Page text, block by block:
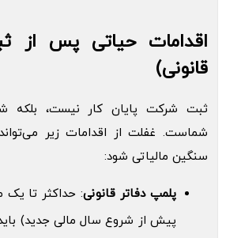
اقدامات حیاتی پس از
قانونی)
ثبت شرکت پایان کار نیست، بلکه
شماست. غفلت از اقدامات زیر
سنگین مالیاتی شود:
پلمپ دفاتر قانونی: حداکثر تا
پیش از شروع سال مالی جدید) باید